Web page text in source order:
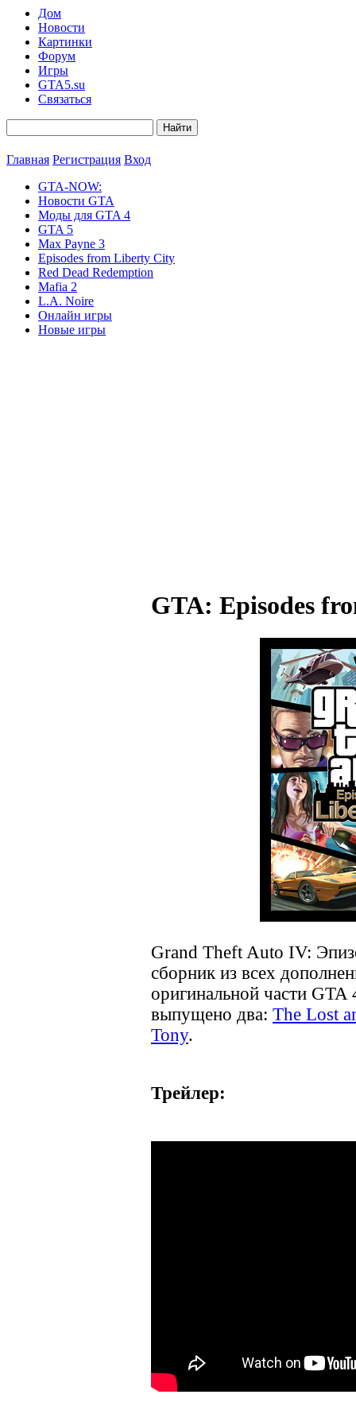
Дом
Новости
Картинки
Форум
Игры
GTA5.su
Связаться
Главная Регистрация Вход
GTA-NOW:
Новости GTA
Моды для GTA 4
GTA 5
Max Payne 3
Episodes from Liberty City
Red Dead Redemption
Mafia 2
L.A. Noire
Онлайн игры
Новые игры
GTA: Episodes
Grand Theft Auto IV:
сборник из всех
оригинальной части
выпущено два: The Lost
Tony.
Трейлер: